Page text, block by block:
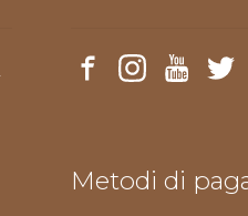
Metodi di